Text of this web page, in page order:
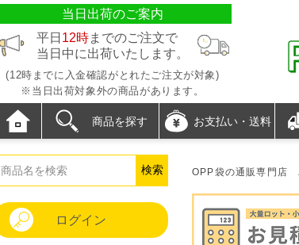
当日出荷のご案内
平日 12時までのご注文で
当日中に出荷いたします。
(12時までに入金確認がとれたご注文が対象)
※当日出荷対象外の商品があります。
商品を探す お支払い・送料
OPP袋の通販専門店
ログイン